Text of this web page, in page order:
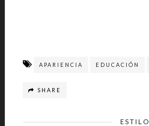
APARIENCIA EDUCACIÓN
SHARE
ESTILO